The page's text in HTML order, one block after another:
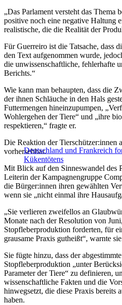
„Das Parlament versteht das Thema
positive noch eine negative Haltung
realistische, die die Realität der
Für Guerreiro ist die Tatsache, dass
den Text aufgenommen wurde,
die unwissenschaftliche, fehlerhafte
Berichts.“
Wie kann man behaupten, dass die
der ihnen Schläuche in den Hals
Futtermengen hineinzupumpen,
Wohlergehen der Tiere“ und „ihre
respektieren,“ fragte er.
Deutschland und Frankreich
Kükentötens
Die Reaktion der Tierschützer:innen
vorhersehbar.
Mit Blick auf den Sinneswandel des
Leiterin der Kampagnengruppe
die Bürger:innen ihren gewählten
wenn sie „nicht einmal ihre
„Sie verlieren zweifellos an
Monate nach der Resolution von
Stopfleberproduktion forderten, für
grausame Praxis gutheißt“, warnte
Sie fügte hinzu, dass der
Stopfleberproduktion „unter
Parameter der Tiere“ zu definieren,
wissenschaftliche Fakten und die
hinwegsetzt, die diese Praxis bereits
haben.